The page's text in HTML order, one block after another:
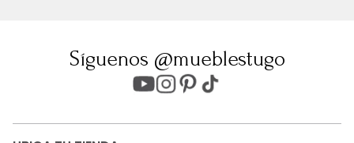
Síguenos @mueblestugo